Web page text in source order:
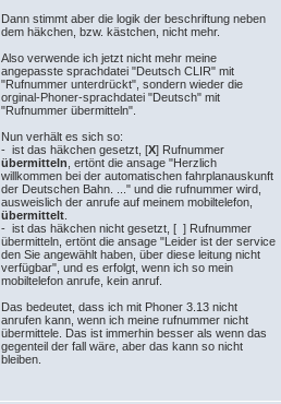
Dann stimmt aber die logik der beschriftung neben
dem häkchen, bzw. kästchen, nicht mehr.
Also verwende ich jetzt nicht mehr meine
angepasste sprachdatei "Deutsch CLIR" mit
"Rufnummer unterdrückt", sondern wieder die
orginal-Phoner-sprachdatei "Deutsch" mit
"Rufnummer übermitteln".
Nun verhält es sich so:
- ist das häkchen gesetzt, [X] Rufnummer
übermitteln , ertönt die ansage "Herzlich
willkommen bei der automatischen fahrplanauskunft
der Deutschen Bahn. ..." und die rufnummer wird,
ausweislich der anrufe auf meinem mobiltelefon,
übermittelt
- ist das häkchen nicht gesetzt, [ ] Rufnummer
übermitteln, ertönt die ansage "Leider ist der service
den Sie angewählt haben, über diese leitung nicht
verfügbar", und es erfolgt, wenn ich so mein
mobiltelefon anrufe, kein anruf.
Das bedeutet, dass ich mit Phoner 3.13 nicht
anrufen kann, wenn ich meine rufnummer nicht
übermittele. Das ist immerhin besser als wenn das
gegenteil der fall wäre, aber das kann so nicht
bleiben.